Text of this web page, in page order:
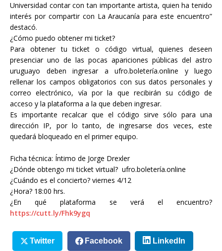
Universidad contar con tan importante artista, quien ha tenido
interés por compartir con La Araucanía para este encuentro”
destacó.
¿Cómo puedo obtener mi ticket?
Para obtener tu ticket o código virtual, quienes deseen
presenciar uno de las pocas apariciones públicas del astro
uruguayo deben ingresar a ufro.boletería.online y luego
rellenar los campos obligatorios con sus datos personales y
correo electrónico, vía por la que recibirán su código de
acceso y la plataforma a la que deben ingresar.
Es importante recalcar que el código sirve sólo para una
dirección IP, por lo tanto, de ingresarse dos veces, este
quedará bloqueado en el primer equipo.
Ficha técnica: Íntimo de Jorge Drexler
¿Dónde obtengo mi ticket virtual? ufro.boletería.online
¿Cuándo es el concierto? viernes 4/12
¿Hora? 18:00 hrs.
¿En qué plataforma se verá el encuentro?
https://cutt.ly/Fhk9ygq
Twitter Facebook LinkedIn